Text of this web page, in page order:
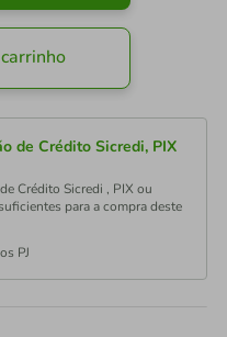
de Crédito Sicredi, PIX
Crédito Sicredi , PIX ou
para a compra deste
PJ